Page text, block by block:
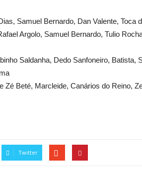
Samuel Bernardo, Dan Valente, Toca
Argolo, Samuel Bernardo, Tulio
Saldanha, Dedo Sanfoneiro, Batista,
Zé Beté, Marcleide, Canários do Reino,
Twitter